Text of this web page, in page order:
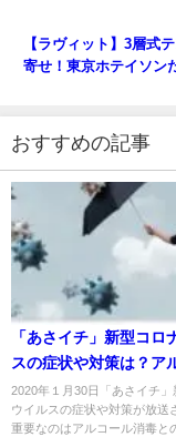
【ラヴィット】3層式
寄せ！東京ホテイソン
おすすめの記事
「あさイチ」新型コロ
スの症状や対策は？ア
消毒？
2020年１月30日「あさイチ」
ウイルスの症状や対策が放送
重要なのはアルコール消毒と